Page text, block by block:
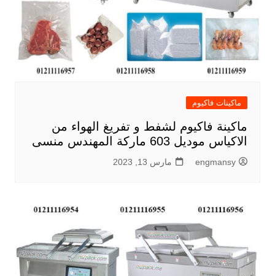
ماكينات فاكيوم
ماكينة فاكيوم لشفط و تفريغ الهواء من
الاكياس موديل 603 ماركة المهندس منسى
engmansy مارس 13, 2023